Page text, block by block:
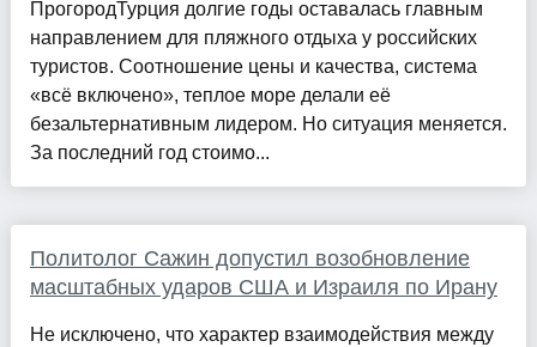
ПрогородТурция долгие годы оставалась главным
направлением для пляжного отдыха у российских
туристов. Соотношение цены и качества, система
«всё включено», теплое море делали её
безальтернативным лидером. Но ситуация меняется.
За последний год стоимо...
Политолог Сажин допустил возобновление
масштабных ударов США и Израиля по Ирану
Не исключено, что характер взаимодействия между